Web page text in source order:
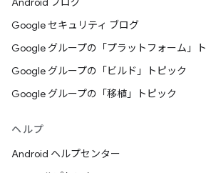
Google セキュリティ ブログ
Google グループの「プラットフォーム」
Google グループの「ビルド」トピック
Google グループの「移植」トピック
ヘルプ
Android ヘルプセンター